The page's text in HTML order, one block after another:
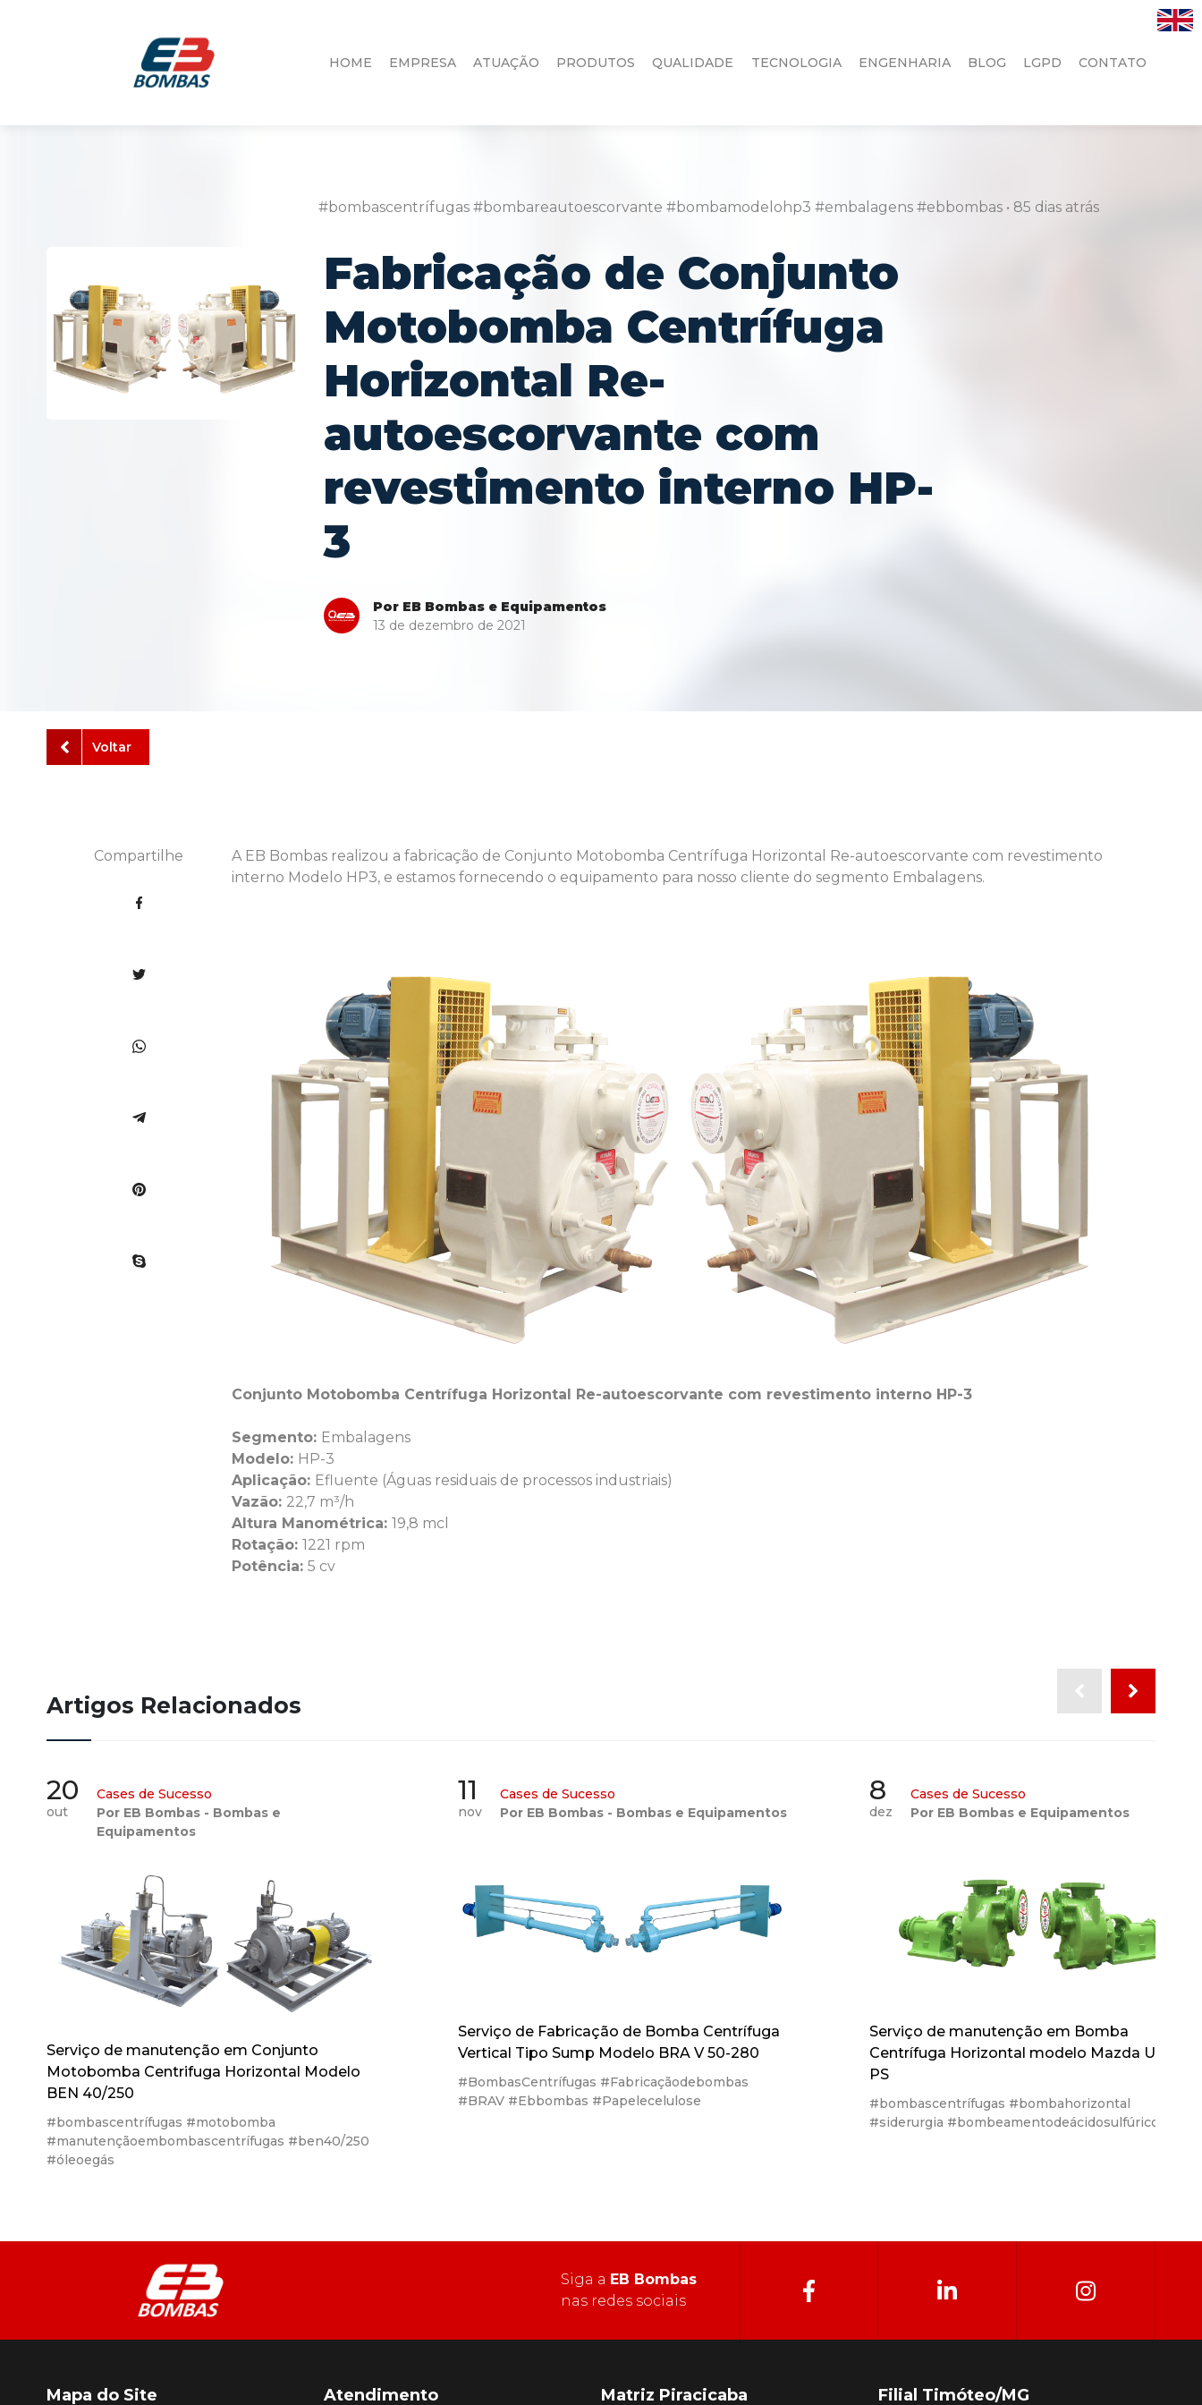
HOME EMPRESA ATUAÇÃO PRODUTOS QUALIDADE TECNOLOGIA ENGENHARIA BLOG LGPD CONTATO
#bombascentrífugas #bombareautoescorvante #bombamodelohp3 #embalagens #ebbombas • 85 dias atrás
Fabricação de Conjunto
Motobomba Centrífuga
Horizontal Re-
autoescorvante com
revestimento interno HP-
3
Por EB Bombas e Equipamentos
13 de dezembro de 2021
Voltar
Compartilhe
A EB Bombas realizou a fabricação de Conjunto Motobomba Centrífuga Horizontal Re-autoescorvante com revestimento
interno Modelo HP3, e estamos fornecendo o equipamento para nosso cliente do segmento Embalagens.
Conjunto Motobomba Centrífuga Horizontal Re-autoescorvante com revestimento interno HP-3
Segmento: Embalagens
Modelo: HP-3
Aplicação: Efluente (Águas residuais de processos industriais)
Vazão: 22,7 m³/h
Altura Manométrica: 19,8 mcl
Rotação: 1221 rpm
Potência: 5 cv
Artigos Relacionados
20
out
Cases de Sucesso
Por EB Bombas - Bombas e
Equipamentos
Serviço de manutenção em Conjunto
Motobomba Centrifuga Horizontal Modelo
BEN 40/250
#bombascentrífugas #motobomba
#manutençãoembombascentrífugas #ben40/250
#óleoegás
11
nov
Cases de Sucesso
Por EB Bombas - Bombas e Equipamentos
Serviço de Fabricação de Bomba Centrífuga
Vertical Tipo Sump Modelo BRA V 50-280
#BombasCentrífugas #Fabricaçãodebombas
#BRAV #Ebbombas #Papelecelulose
8
dez
Cases de Sucesso
Por EB Bombas e Equipamentos
Serviço de manutenção em Bomba
Centrífuga Horizontal modelo Mazda UH 1503
PS
#bombascentrífugas #bombahorizontal
#siderurgia #bombeamentodeácidosulfúrico
Siga a EB Bombas
nas redes sociais
Mapa do Site Atendimento Matriz Piracicaba Filial Timóteo/MG